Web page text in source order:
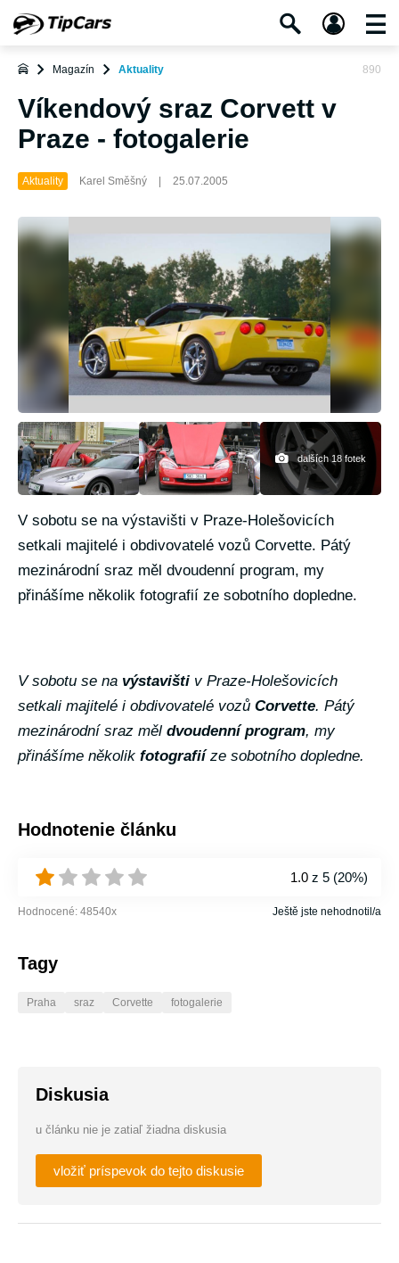
Magazín Aktuality 890
Víkendový sraz Corvett v
Praze - fotogalerie
Aktuality Karel Směšný 25.07.2005
dalších 18 fotek
V sobotu se na výstavišti v Praze-Holešovicích
setkali majitelé i obdivovatelé vozů Corvette. Pátý
mezinárodní sraz měl dvoudenní program, my
přinášíme několik fotografií ze sobotního dopledne.
V sobotu se na výstavišti v Praze-Holešovicích
setkali majitelé i obdivovatelé vozů Corvette. Pátý
mezinárodní sraz měl dvoudenní program, my
přinášíme několik fotografiíze sobotního dopledne.
Hodnotenie článku
1.0 z 5 (20%)
Hodnocené: 48540x Ještě jste nehodnotil/a
Tagy
Praha sraz Corvette fotogalerie
Diskusia
u článku nie je zatiaľ žiadna diskusia
vložiť príspevok do tejto diskusie